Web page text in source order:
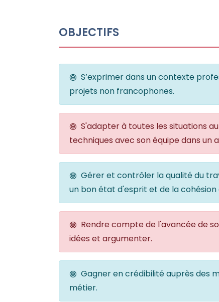
OBJECTIFS
S’exprimer dans un contexte
projets non francophones.
S'adapter à toutes les situations
techniques avec son équipe dans un
Gérer et contrôler la qualité du
un bon état d'esprit et de la cohésion
Rendre compte de l'avancée de
idées et argumenter.
Gagner en crédibilité auprès des
métier.